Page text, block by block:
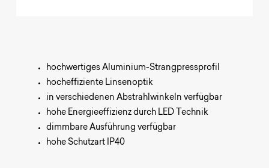
hochwertiges Aluminium-Strangpressprofil
hocheffiziente Linsenoptik
in verschiedenen Abstrahlwinkeln verfügbar
hohe Energieeffizienz durch LED Technik
dimmbare Ausführung verfügbar
hohe Schutzart IP40